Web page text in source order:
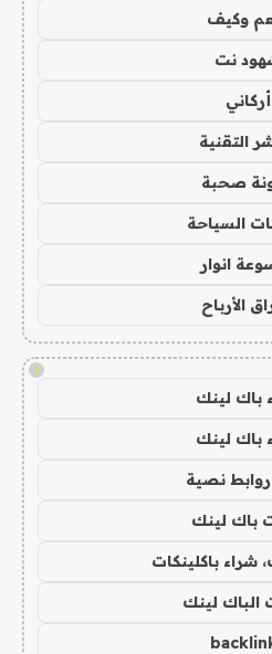
وكيف
نت
أركاني
التقنية
صحبة
السياحة
انوار
الأرباح
!
باك لينك
باك لينك
نصية
باك لينك
شراء باكلينكات
الباك لينك